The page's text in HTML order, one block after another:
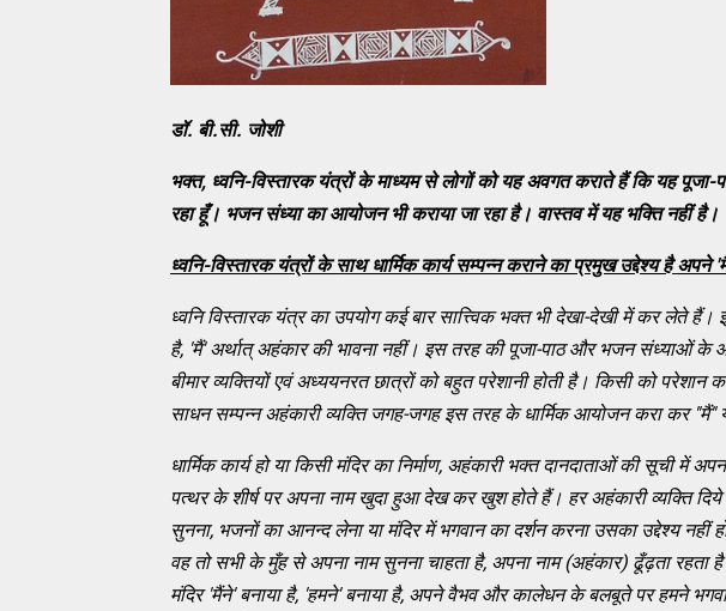
डॉ. बी.सी. जोशी
भक्त, ध्वनि-विस्तारक यंत्रों के माध्यम से लोगों को यह अवगत कराते हैं कि यह पूजा-
रहा हूँ। भजन संध्या का आयोजन भी कराया जा रहा है। वास्तव में यह भक्ति नहीं है।
ध्वनि-विस्तारक यंत्रों के साथ धार्मिक कार्य सम्पन्न कराने का प्रमुख उद्देश्य है अपने
ध्वनि विस्तारक यंत्र का उपयोग कई बार सात्त्विक भक्त भी देखा-देखी में कर लेते
है, 'मैं' अर्थात् अहंकार की भावना नहीं। इस तरह की पूजा-पाठ और भजन संध्याओं के
बीमार व्यक्तियों एवं अध्ययनरत छात्रों को बहुत परेशानी होती है। किसी को परेशान
साधन सम्पन्न अहंकारी व्यक्ति जगह-जगह इस तरह के धार्मिक आयोजन करा कर
धार्मिक कार्य हो या किसी मंदिर का निर्माण, अहंकारी भक्त दानदाताओं की सूची में
पत्थर के शीर्ष पर अपना नाम खुदा हुआ देख कर खुश होते हैं। हर अहंकारी व्यक्ति
सुनना, भजनों का आनन्द लेना या मंदिर में भगवान का दर्शन करना उसका उद्देश्य नहीं
वह तो सभी के मुँह से अपना नाम सुनना चाहता है, अपना नाम (अहंकार) ढूँढ़ता रहता
मंदिर 'मैंने' बनाया है, 'हमने' बनाया है, अपने वैभव और कालेधन के बलबूते पर हमने